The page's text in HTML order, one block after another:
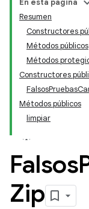
En esta página
Resumen
Constructores
Métodos públicos
Métodos
Constructores
Métodos públicos
limpiar
Falsos
Zip